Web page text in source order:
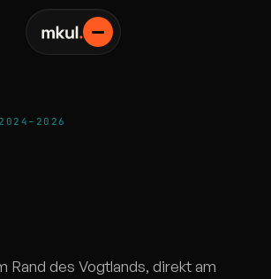
03
03
Rand des Vogtlands, direkt am